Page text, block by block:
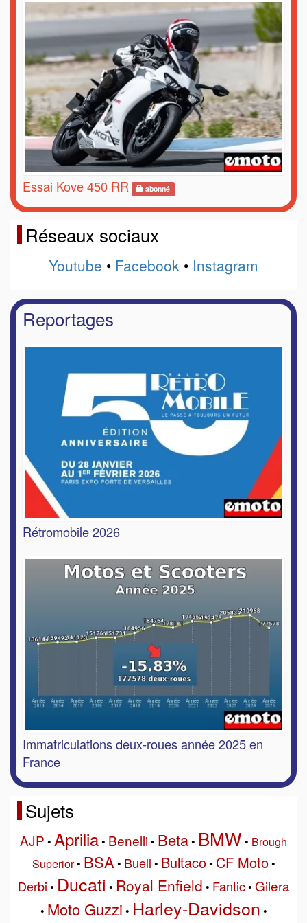
Essai Kove 450 RR abonné
Réseaux sociaux
Youtube • Facebook • Instagram
Reportages
Rétromobile 2026
Immatriculations deux-roues année 2025 en
France
Sujets
AJP • Aprilia• Benelli• Beta• BMW • Brough
Superior• BSA• Buell • Bultaco• CF Moto•
Derbi • Ducati • Royal Enfield • Fantic• Gilera
• Moto Guzzi • Harley-Davidson •